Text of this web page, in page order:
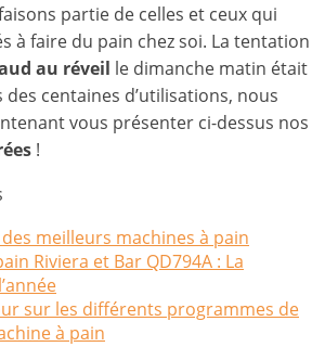
partie de celles et ceux qui
à faire du pain chez soi. La tentation
au réveil le dimanche matin était
centaines d’utilisations, nous
vous présenter ci-dessus nos
!
meilleurs machines à pain
Riviera et Bar QD794A : La
sur les différents programmes de
à pain